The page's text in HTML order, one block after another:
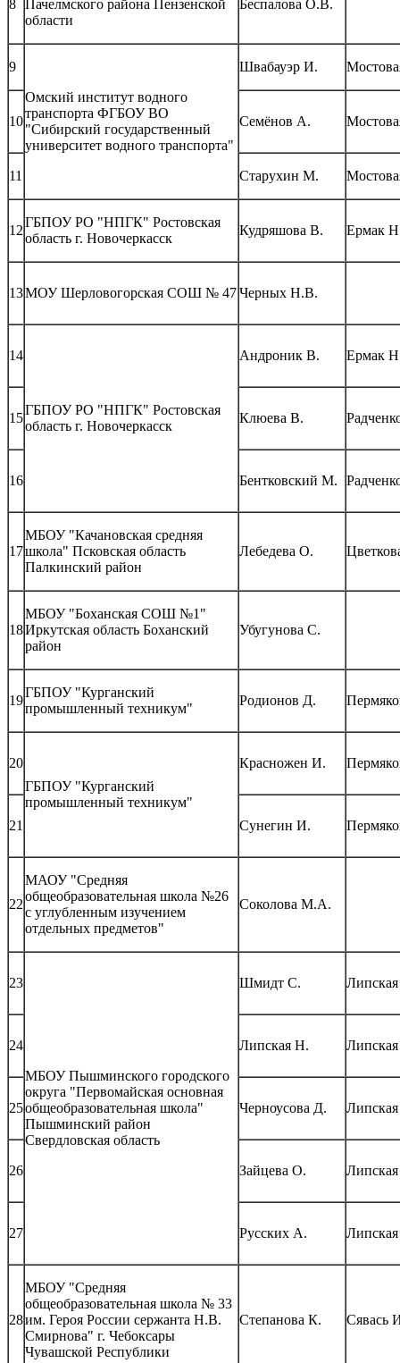
8
Пачелмского района Пензенской
области
Беспалова О.В.
9
Омский институт водного
транспорта ФГБОУ ВО
"Сибирский государственный
университет водного транспорта"
Швабауэр И.
10 Семёнов А.
11 Старухин М.
12
ГБПОУ РО "НПГК" Ростовская
область г. Новочеркасск
Кудряшова В. Ермак
13МОУ Шерловогорская СОШ № 47Черных Н.В.
14
ГБПОУ РО "НПГК" Ростовская
область г. Новочеркасск
Андроник В. Ермак
15 Клюева В.
16 Бентковский М.
17
МБОУ "Качановская средняя
школа" Псковская область
Палкинский район
Лебедева О.
18
МБОУ "Боханская СОШ №1"
Иркутская область Боханский
район
Убугунова С.
19
ГБПОУ "Курганский
промышленный техникум"
Родионов Д.
20
ГБПОУ "Курганский
промышленный техникум"
Красножен И.
21 Сунегин И.
22
МАОУ "Средняя
общеобразовательная школа №26
с углубленным изучением
отдельных предметов"
Соколова М.А.
23
МБОУ Пышминского городского
округа "Первомайская основная
общеобразовательная школа"
Пышминский район
Свердловская область
Шмидт С.
24 Липская Н.
25 Черноусова Д.
26 Зайцева О.
27 Русских А.
28
МБОУ "Средняя
общеобразовательная школа № 33
им. Героя России сержанта Н.В.
Смирнова" г. Чебоксары
Чувашской Республики
Степанова К. Сявась